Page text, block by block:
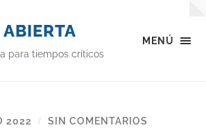
MENÚ
para tiempos críticos
2022 / SIN COMENTARIOS